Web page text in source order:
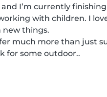
and I’m currently
with children. I
things.
much more than just
for some outdoor..